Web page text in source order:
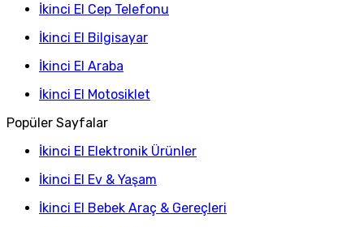
İkinci El Cep Telefonu
İkinci El Bilgisayar
İkinci El Araba
İkinci El Motosiklet
Popüler Sayfalar
İkinci El Elektronik Ürünler
İkinci El Ev & Yaşam
İkinci El Bebek Araç & Gereçleri